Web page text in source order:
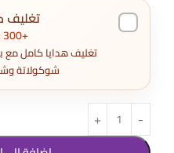
تغليف
+300 جنيه
شوكولاتة